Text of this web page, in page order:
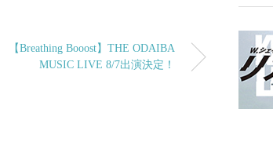
【Breathing Booost】THE ODAIBA
MUSIC LIVE 8/7出演決定！